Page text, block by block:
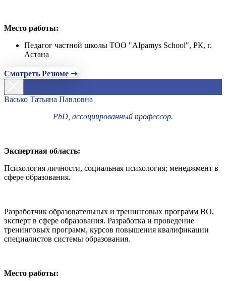
Место работы:
Педагог частной школы ТОО "AIpamys School", РК, г.
Астана
Смотреть Резюме ➝
Васько Татьяна Павловна
PhD, ассоциированный профессор.
Экспертная область:
Психология личности, социальная психология; менеджмент в
сфере образования.
Разработчик образовательных и тренинговых программ ВО,
эксперт в сфере образования. Разработка и проведение
тренинговых программ, курсов повышения квалификации
специалистов системы образования.
Место работы: